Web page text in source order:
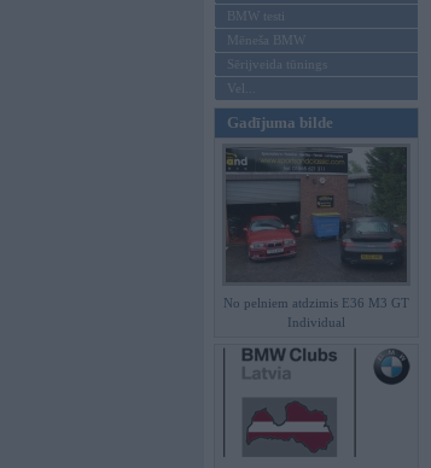
BMW testi
Mēneša BMW
Sērijveida tūnings
Vel...
Gadījuma bilde
No pelniem atdzimis E36 M3 GT
Individual